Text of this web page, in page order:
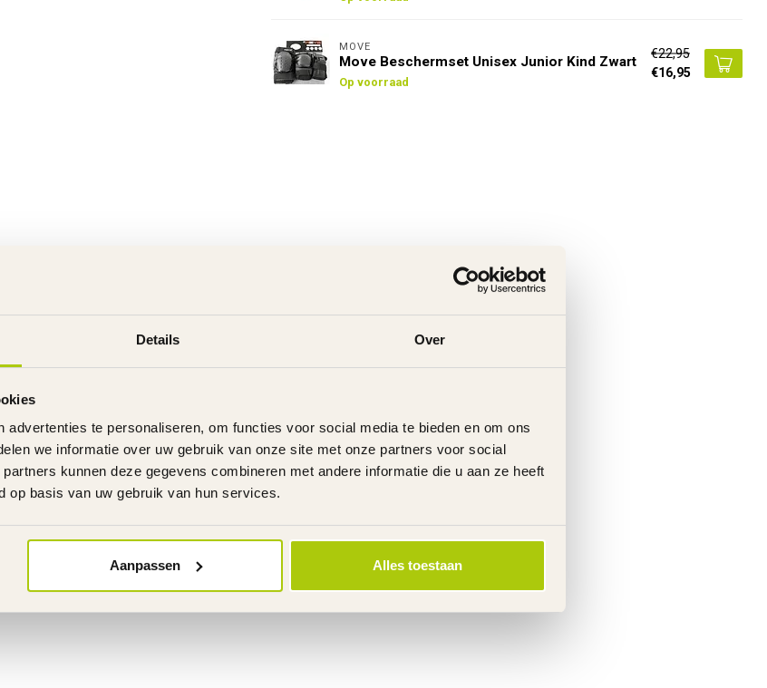
Details Over
advertenties te personaliseren, om functies voor social media te bieden en om ons
we informatie over uw gebruik van onze site met onze partners voor social
kunnen deze gegevens combineren met andere informatie die u aan ze heeft
op basis van uw gebruik van hun services.
Aanpassen Alles toestaan
MOVE
Move Beschermset Unisex Junior Kind Zwart
Op voorraad
€22,95
€16,95